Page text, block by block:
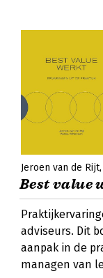
Jeroen van de Rijt
Best value
adviseurs. Dit
aanpak in de
managen van